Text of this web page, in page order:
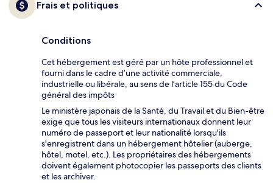
Frais et politiques
Conditions
Cet hébergement est géré par un hôte professionnel et
fourni dans le cadre d’une activité commerciale,
industrielle ou libérale, au sens de l’article 155 du Code
général des impôts
Le ministère japonais de la Santé, du Travail et du Bien-être
exige que tous les visiteurs internationaux donnent leur
numéro de passeport et leur nationalité lorsqu'ils
s'enregistrent dans un hébergement hôtelier (auberge,
hôtel, motel, etc.). Les propriétaires des hébergements
doivent également photocopier les passeports des clients
et les archiver.